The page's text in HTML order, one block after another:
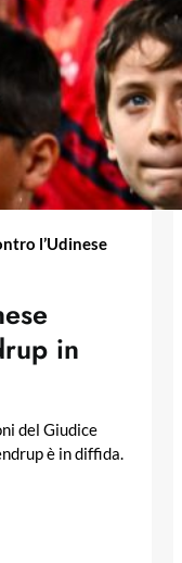
l’Udinese
in
del Giudice
è in diffida.